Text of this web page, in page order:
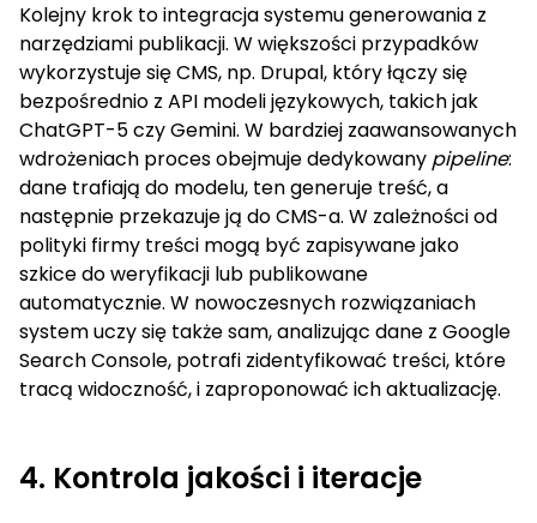
Kolejny krok to integracja systemu generowania z
narzędziami publikacji. W większości przypadków
wykorzystuje się CMS, np. Drupal, który łączy się
bezpośrednio z API modeli językowych, takich jak
ChatGPT-5 czy Gemini. W bardziej zaawansowanych
wdrożeniach proces obejmuje dedykowany pipeline:
dane trafiają do modelu, ten generuje treść, a
następnie przekazuje ją do CMS-a. W zależności od
polityki firmy treści mogą być zapisywane jako
szkice do weryfikacji lub publikowane
automatycznie. W nowoczesnych rozwiązaniach
system uczy się także sam, analizując dane z Google
Search Console, potrafi zidentyfikować treści, które
tracą widoczność, i zaproponować ich aktualizację.
4. Kontrola jakości i iteracje